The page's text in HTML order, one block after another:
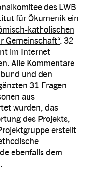
des LWB
für Ökumenik ein
katholischen
Gemeinschaft“. 32
im Internet
Alle Kommentare
und den
31 Fragen
aus
wurden, das
des Projekts,
erstellt
ebenfalls dem